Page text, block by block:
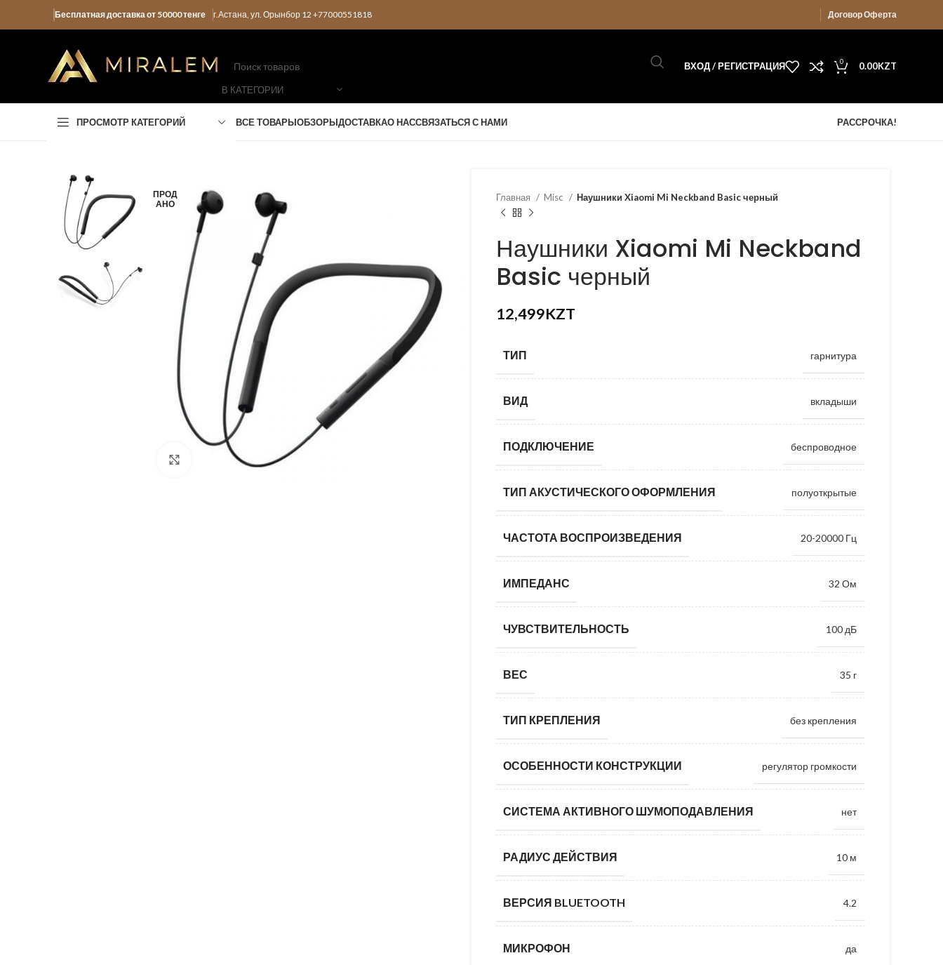
Бесплатная доставка от 50000 тенге г.Астана, ул. Орынбор 12 +77000551818 Договор Оферта
В КАТЕГОРИИ
ВХОД / РЕГИСТРАЦИЯ 0 0.00KZT
ПРОСМОТР КАТЕГОРИЙ ВСЕ ТОВАРЫОБЗОРЫДОСТАВКАО НАССВЯЗАТЬСЯ С НАМИ РАССРОЧКА!
ПРОД
АНО
Нажмите, чтобы увеличить
Главная Misc Наушники Xiaomi Mi Neckband Basic черный
Наушники Xiaomi Mi Neckband
Basic черный
12,499KZT
ТИП гарнитура
ВИД вкладыши
ПОДКЛЮЧЕНИЕ беспроводное
ТИП АКУСТИЧЕСКОГО ОФОРМЛЕНИЯ полуоткрытые
ЧАСТОТА ВОСПРОИЗВЕДЕНИЯ 20-20000 Гц
ИМПЕДАНС 32 Ом
ЧУВСТВИТЕЛЬНОСТЬ 100 дБ
ВЕС 35 г
ТИП КРЕПЛЕНИЯ без крепления
ОСОБЕННОСТИ КОНСТРУКЦИИ регулятор громкости
СИСТЕМА АКТИВНОГО ШУМОПОДАВЛЕНИЯ нет
РАДИУС ДЕЙСТВИЯ 10 м
ВЕРСИЯ BLUETOOTH 4.2
МИКРОФОН да